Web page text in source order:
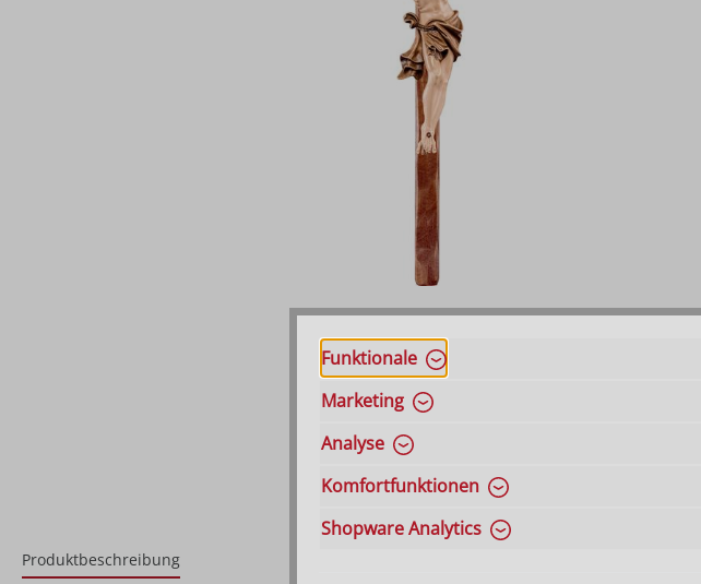
Produktbeschreibung
Funktionale
Marketing
Analyse
Komfortfunktionen
Shopware Analytics